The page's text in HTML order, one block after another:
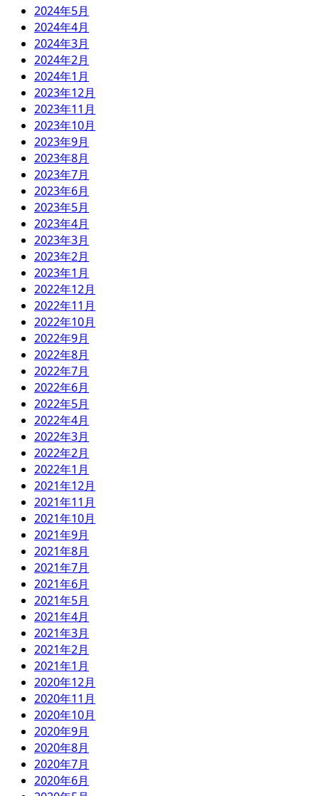
2024年5月
2024年4月
2024年3月
2024年2月
2024年1月
2023年12月
2023年11月
2023年10月
2023年9月
2023年8月
2023年7月
2023年6月
2023年5月
2023年4月
2023年3月
2023年2月
2023年1月
2022年12月
2022年11月
2022年10月
2022年9月
2022年8月
2022年7月
2022年6月
2022年5月
2022年4月
2022年3月
2022年2月
2022年1月
2021年12月
2021年11月
2021年10月
2021年9月
2021年8月
2021年7月
2021年6月
2021年5月
2021年4月
2021年3月
2021年2月
2021年1月
2020年12月
2020年11月
2020年10月
2020年9月
2020年8月
2020年7月
2020年6月